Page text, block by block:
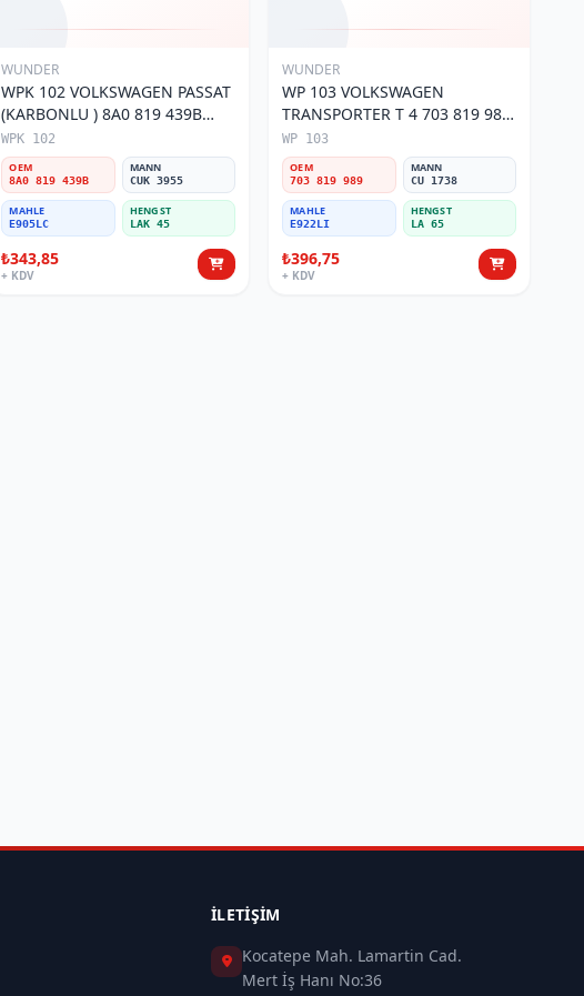
WUNDER
WPK 102 VOLKSWAGEN PASSAT
(KARBONLU ) 8A0 819 439B
Polen Filtresi
WPK 102
OEM
8A0 819 439B
MANN
CUK 3955
MAHLE
E905LC
HENGST
LAK 45
₺343,85
+ KDV
WUNDER
WP 103 VOLKSWAGEN
TRANSPORTER T 4 703 819 989
Polen Filtresi
WP 103
OEM
703 819 989
MANN
CU 1738
MAHLE
E922LI
HENGST
LA 65
₺396,75
+ KDV
İLETIŞIM
Kocatepe Mah. Lamartin Cad.
Mert İş Hanı No:36